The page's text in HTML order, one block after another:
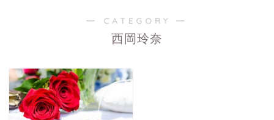
― CATEGORY ―
西岡玲奈